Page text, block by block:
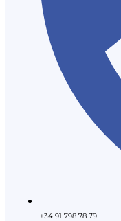
+34 91 798 78 79